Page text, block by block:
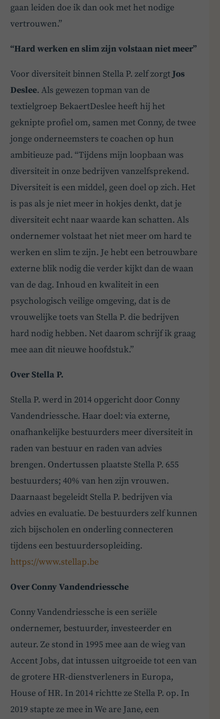
gaan leiden doe ik dan ook met het nodige
vertrouwen.”
“Hard werken en slim zijn volstaan niet meer”
Voor diversiteit binnen Stella P. zelf zorgtJos
Deslee. Als gewezen topman van de
textielgroep BekaertDeslee heeft hij het
geknipte profiel om, samen met Conny, de twee
jonge onderneemsters te coachen op hun
ambitieuze pad. “Tijdens mijn loopbaan was
diversiteit in onze bedrijven vanzelfsprekend.
Diversiteit is een middel, geen doel op zich. Het
is pas als je niet meer in hokjes denkt, dat je
diversiteit echt naar waarde kan schatten. Als
ondernemer volstaat het niet meer om hard te
werken en slim te zijn. Je hebt een betrouwbare
externe blik nodig die verder kijkt dan de waan
van de dag. Inhoud en kwaliteit in een
psychologisch veilige omgeving, dat is de
vrouwelijke toets van Stella P. die bedrijven
hard nodig hebben. Net daarom schrijf ik graag
mee aan dit nieuwe hoofdstuk.”
Over Stella P.
Stella P. werd in 2014 opgericht door Conny
Vandendriessche. Haar doel: via externe,
onafhankelijke bestuurders meer diversiteit in
raden van bestuur en raden van advies
brengen. Ondertussen plaatste Stella P. 655
bestuurders; 40% van hen zijn vrouwen.
Daarnaast begeleidt Stella P. bedrijven via
advies en evaluatie. De bestuurders zelf kunnen
zich bijscholen en onderling connecteren
tijdens een bestuurdersopleiding.
https://www.stellap.be
Over Conny Vandendriessche
Conny Vandendriessche is een seriële
ondernemer, bestuurder, investeerder en
auteur. Ze stond in 1995 mee aan de wieg van
Accent Jobs, dat intussen uitgroeide tot een van
de grotere HR-dienstverleners in Europa,
House of HR. In 2014 richtte ze Stella P. op. In
2019 stapte ze mee in We are Jane, een